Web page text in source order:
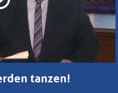
tanzen!